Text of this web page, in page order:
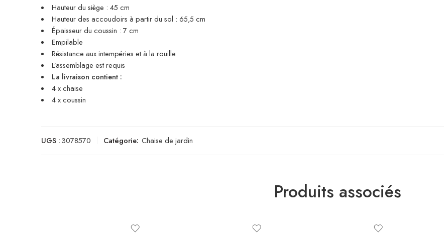
Hauteur du siège : 45 cm
Hauteur des accoudoirs à partir du sol : 65,5 cm
Épaisseur du coussin : 7 cm
Empilable
Résistance aux intempéries et à la rouille
L’assemblage est requis
La livraison contient :
4 x chaise
4 x coussin
UGS :3078570 Catégorie: Chaise de jardin
Produits associés